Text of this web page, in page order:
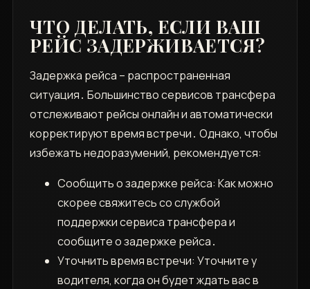
ЧТО ДЕЛАТЬ, ЕСЛИ ВАШ
РЕЙС ЗАДЕРЖИВАЕТСЯ?
Задержка рейса – распространенная
ситуация․ Большинство сервисов трансфера
отслеживают рейсы онлайн и автоматически
корректируют время встречи․ Однако, чтобы
избежать недоразумений, рекомендуется:
Сообщить о задержке рейса: Как можно
скорее свяжитесь со службой
поддержки сервиса трансфера и
сообщите о задержке рейса․
Уточнить время встречи: Уточните у
водителя, когда он будет ждать вас в